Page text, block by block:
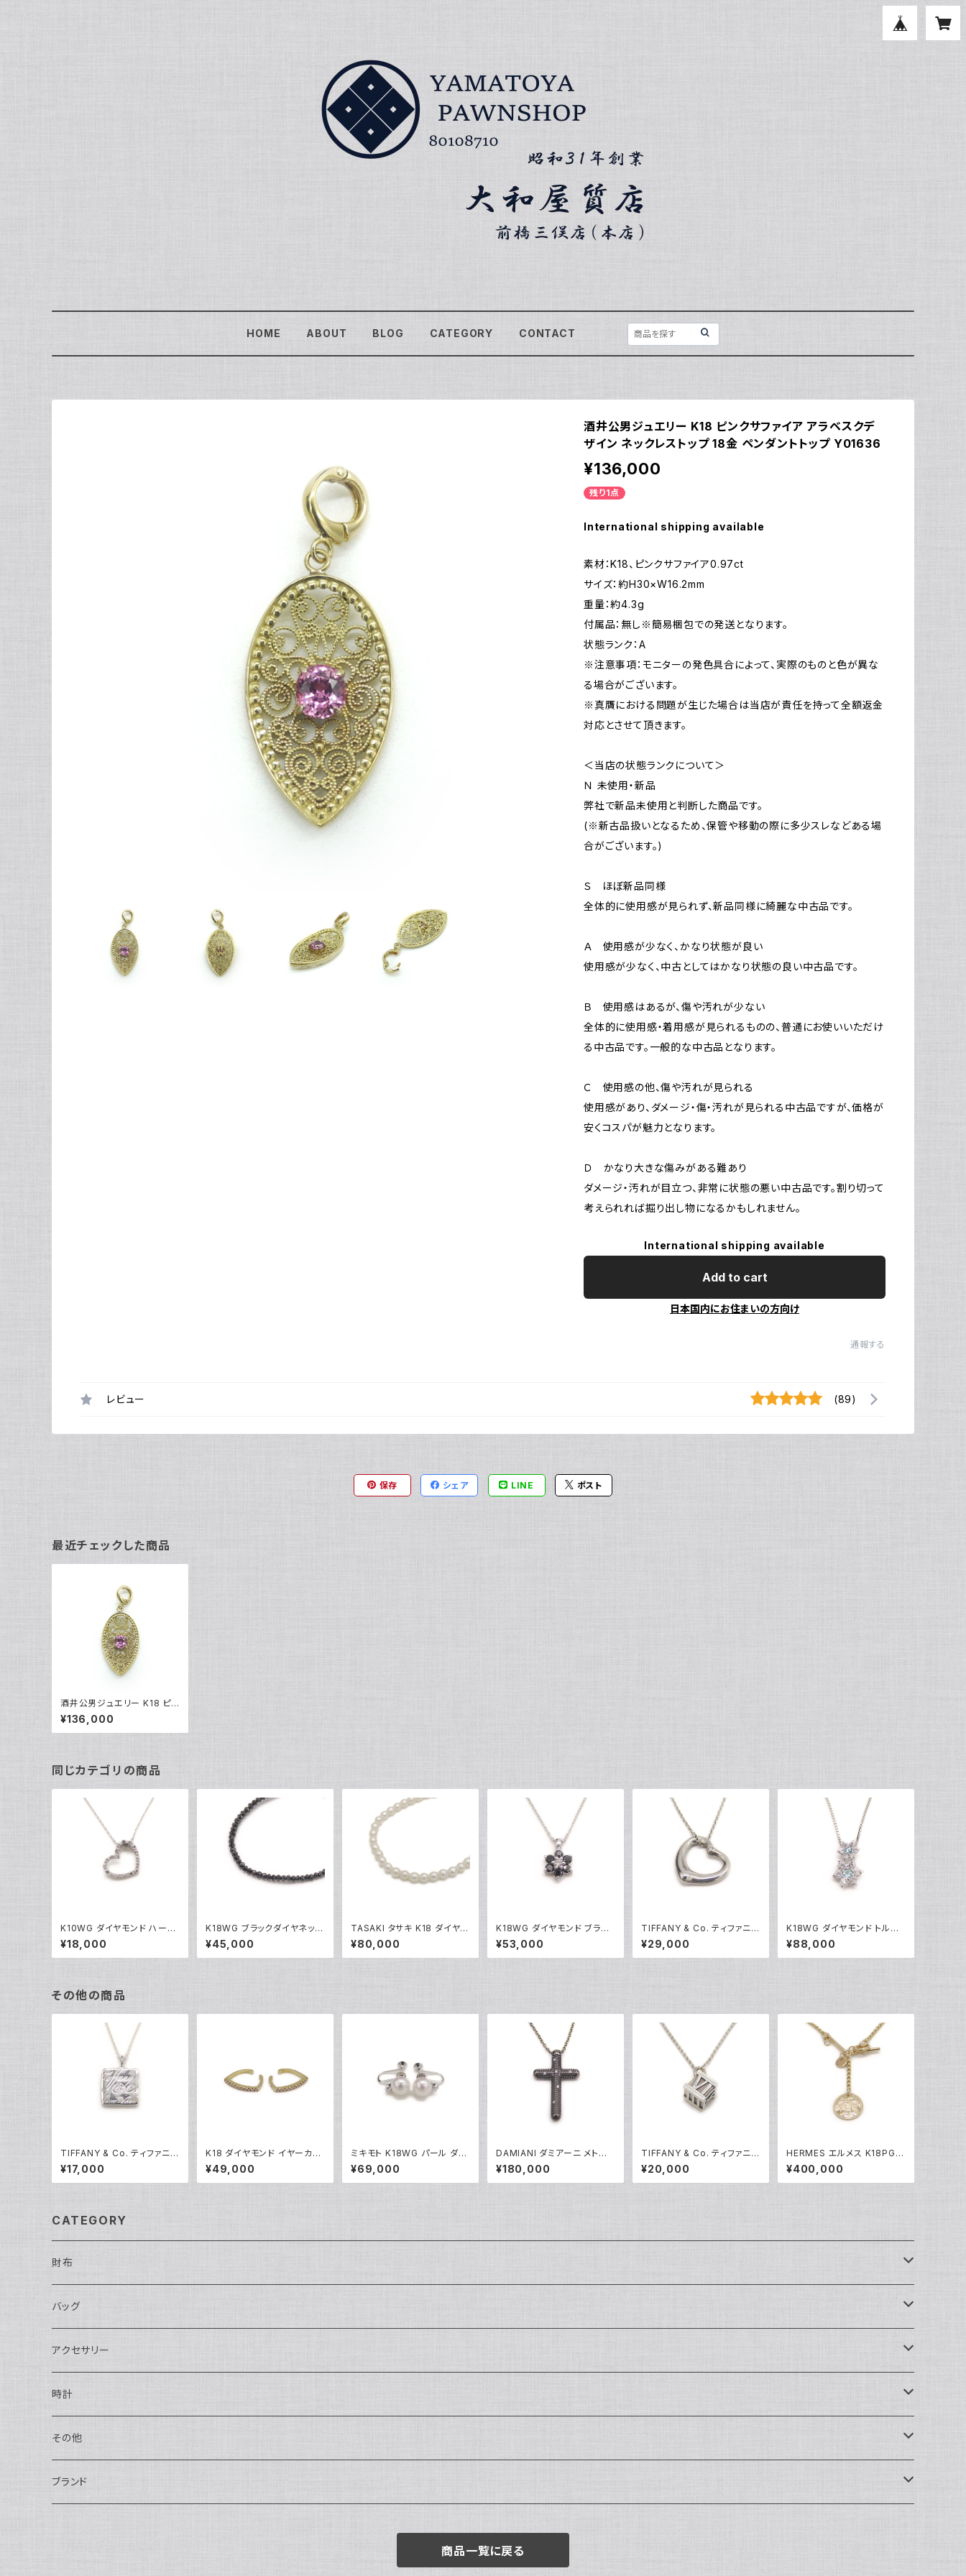
HOME ABOUT BLOG CATEGORY CONTACT
酒井公男ジュエリー K18 ピンクサファイア アラベスクデ
ザイン ネックレストップ 18金 ペンダントトップ Y01636
¥136,000
残り1点
International shipping available
素材：K18、ピンクサファイア0.97ct
サイズ：約H30×W16.2mm
重量：約4.3g
付属品：無し※簡易梱包での発送となります。
状態ランク：A
※注意事項：モニターの発色具合によって、実際のものと色が異な
る場合がございます。
※真贋における問題が生じた場合は当店が責任を持って全額返金
対応とさせて頂きます。
＜当店の状態ランクについて＞
Ｎ 未使用・新品
弊社で新品未使用と判断した商品です。
(※新古品扱いとなるため、保管や移動の際に多少スレなどある場
合がございます。)
Ｓ ほぼ新品同様
全体的に使用感が見られず、新品同様に綺麗な中古品です。
Ａ 使用感が少なく、かなり状態が良い
使用感が少なく、中古としてはかなり状態の良い中古品です。
Ｂ 使用感はあるが、傷や汚れが少ない
全体的に使用感・着用感が見られるものの、普通にお使いいただけ
る中古品です。一般的な中古品となります。
Ｃ 使用感の他、傷や汚れが見られる
使用感があり、ダメージ・傷・汚れが見られる中古品ですが、価格が
安くコスパが魅力となります。
Ｄ かなり大きな傷みがある難あり
ダメージ・汚れが目立つ、非常に状態の悪い中古品です。割り切って
考えられれば掘り出し物になるかもしれません。
International shipping available
Add to cart
日本国内にお住まいの方向け
通報する
レビュー (89)
保存 シェア LINE ポスト
最近チェックした商品
酒井公男ジュエリー K18 ピン
クサファイア アラベスクデザ
イン ネックレストップ 18金 ペ
ンダントトップ Y01636
¥136,000
同じカテゴリの商品
K10WG ダイヤモンド ハート
ペンダント ネックレス 10金
ホワイトゴールド アズキチェ
ーン Y04907
¥18,000
K18WG ブラックダイヤネック
レス 18金 ホワイトゴールド Y
05101
¥45,000
TASAKI タサキ K18 ダイヤモ
ンド パールネックレス 18金 Y
05014
¥80,000
K18WG ダイヤモンド ブラッ
クダイヤ フラワーデザイン ペ
ンダント ネックレス 18金 ホ
ワイトゴールド アズキチェー
¥53,000
TIFFANY & Co. ティファニー
エレサペレッティ オープンハ
ート 1Pダイヤ ペンダント ネッ
クレス シルバー925 アズキチ
¥29,000
K18WG ダイヤモンド トルマ
リン フラワーデザイン ペンダ
ント ネックレス 18金 ホワイト
ゴールド ベネチアンチェーン
¥88,000
その他の商品
TIFFANY & Co. ティファニー
ノーツ スクエアプレート ペン
ダント ネックレス シルバー92
5 アズキチェーン Y05238
¥17,000
K18 ダイヤモンド イヤーカフ
18金 Y05253
¥49,000
ミキモト K18WG パール ダイ
ヤモンド イヤリング 18金 ホ
ワイトゴールド ネジ式 Y052
48
¥69,000
DAMIANI ダミアーニ メトロ
ポリタンドリーム 6Pダイヤモ
ンド ネックレス K18WG 18金
アズキチェーン Y05255
¥180,000
TIFFANY & Co. ティファニー
アトラス キューブ ペンダント
ネックレス シルバー925 アズ
キチェーン Y05237
¥20,000
HERMES エルメス K18PG
エクスリブリスPM 1Pダイヤ
モンド ネックレス 18金 ピン
クゴールド Y05123
¥400,000
CATEGORY
財布
長財布
二つ折り
バッグ
ショルダーバッグ・ボディバッグ
ハンドバッグ・ポーチ
トートバッグ
バックパック・リュックサック
アクセサリー
ネックレス
指輪
ピアス・イヤリング
時計
アナログ・機械式
アナログ・クォーツ
その他
ペン・万年筆
ブランド
商品一覧に戻る